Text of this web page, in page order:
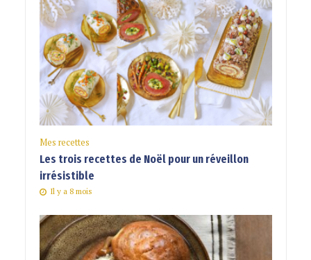
Mes recettes
Les trois recettes de Noël pour un réveillon
irrésistible
Il y a 8 mois